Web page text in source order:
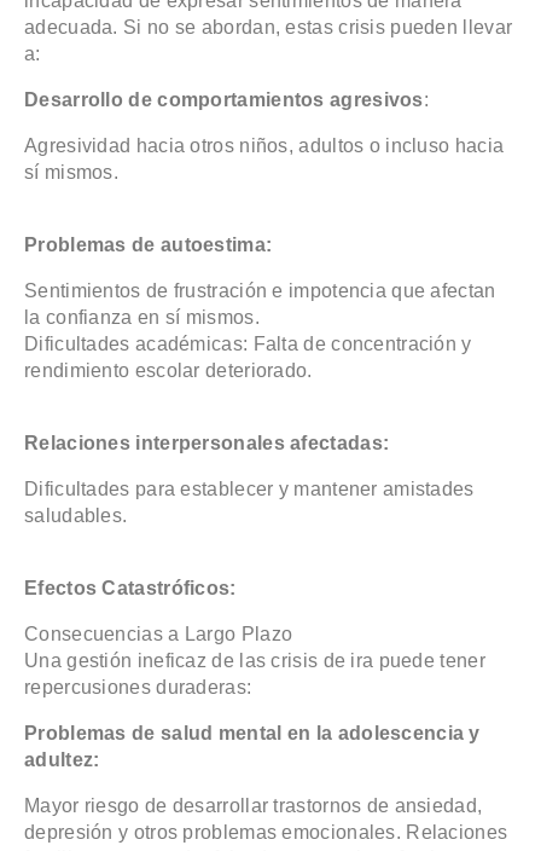
adecuada. Si no se abordan, estas crisis pueden llevar
a:
Desarrollo de comportamientos agresivos:
Agresividad hacia otros niños, adultos o incluso hacia
sí mismos.
Problemas de autoestima:
Sentimientos de frustración e impotencia que afectan
la confianza en sí mismos.
Dificultades académicas: Falta de concentración y
rendimiento escolar deteriorado.
Relaciones interpersonales afectadas:
Dificultades para establecer y mantener amistades
saludables.
Efectos Catastróficos:
Consecuencias a Largo Plazo
Una gestión ineficaz de las crisis de ira puede tener
repercusiones duraderas:
Problemas de salud mental en la adolescencia y
adultez:
Mayor riesgo de desarrollar trastornos de ansiedad,
depresión y otros problemas emocionales. Relaciones